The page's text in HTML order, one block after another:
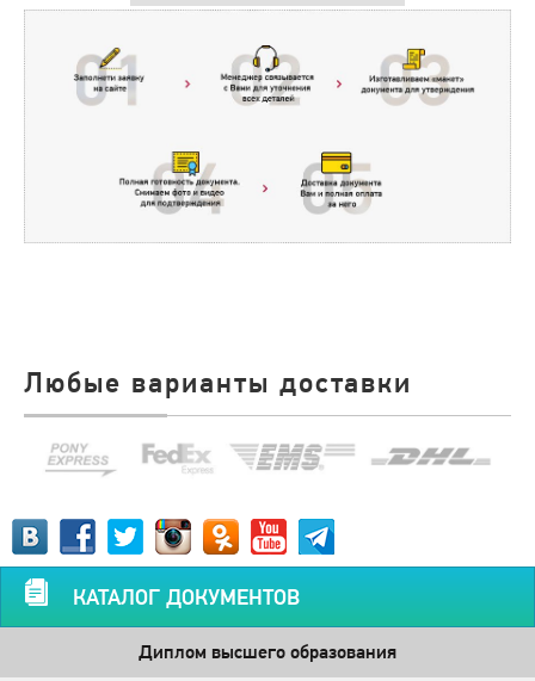
Любые варианты доставки
КАТАЛОГ ДОКУМЕНТОВ
Диплом высшего образования